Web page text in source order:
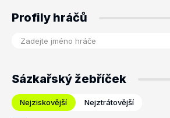
Profily hráčů
Sázkařský žebříček
Nejziskovější Nejztrátovější